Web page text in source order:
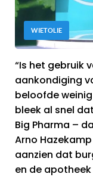
WIETOLIE
“Is het gebruik
aankondiging
beloofde
bleek al snel
Big Pharma –
Arno
aanzien dat
en de